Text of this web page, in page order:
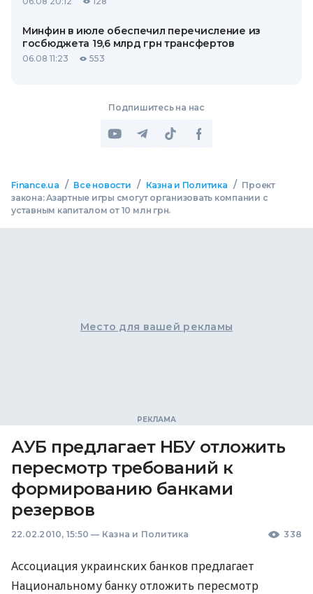
Минфин в июле обеспечил перечисление из
госбюджета 19,6 млрд грн трансфертов
06.08 11:23 553
Подпишитесь на нас
Finance.ua / Все новости / Казна и Политика / Проект
закона: Азартные игры смогут организовать компании с
уставным капиталом от 10 млн грн.
Место для вашей рекламы
АУБ предлагает НБУ отложить
пересмотр требований к
формированию банками
резервов
22.02.2010, 15:50 — Казна и Политика 338
Ассоциация украинских банков предлагает
Национальному банку отложить пересмотр